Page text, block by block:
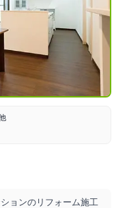
ョンのリフォーム施工